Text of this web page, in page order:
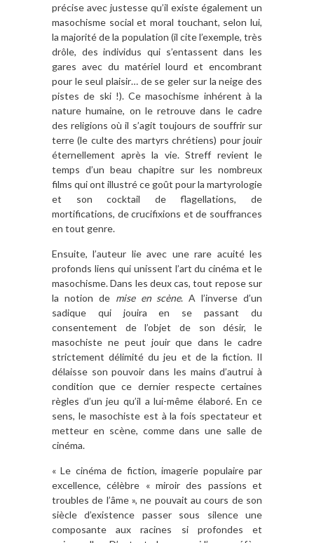
précise avec justesse qu’il existe également un
masochisme social et moral touchant, selon lui,
la majorité de la population (il cite l’exemple, très
drôle, des individus qui s’entassent dans les
gares avec du matériel lourd et encombrant
pour le seul plaisir… de se geler sur la neige des
pistes de ski !). Ce masochisme inhérent à la
nature humaine, on le retrouve dans le cadre
des religions où il s’agit toujours de souffrir sur
terre (le culte des martyrs chrétiens) pour jouir
éternellement après la vie. Streff revient le
temps d’un beau chapitre sur les nombreux
films qui ont illustré ce goût pour la martyrologie
et son cocktail de flagellations, de
mortifications, de crucifixions et de souffrances
en tout genre.
Ensuite, l’auteur lie avec une rare acuité les
profonds liens qui unissent l’art du cinéma et le
masochisme. Dans les deux cas, tout repose sur
la notion de mise en scène. A l’inverse d’un
sadique qui jouira en se passant du
consentement de l’objet de son désir, le
masochiste ne peut jouir que dans le cadre
strictement délimité du jeu et de la fiction. Il
délaisse son pouvoir dans les mains d’autrui à
condition que ce dernier respecte certaines
règles d’un jeu qu’il a lui-même élaboré. En ce
sens, le masochiste est à la fois spectateur et
metteur en scène, comme dans une salle de
cinéma.
« Le cinéma de fiction, imagerie populaire par
excellence, célèbre « miroir des passions et
troubles de l’âme », ne pouvait au cours de son
siècle d’existence passer sous silence une
composante aux racines si profondes et